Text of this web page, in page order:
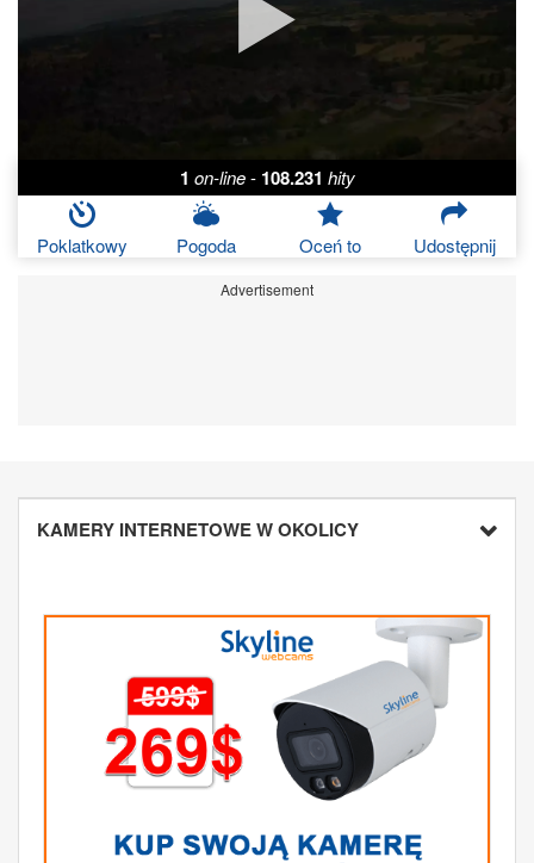
1 on-line - 108.231 hity
Poklatkowy Pogoda Oceń to Udostępnij
Advertisement
KAMERY INTERNETOWE W OKOLICY